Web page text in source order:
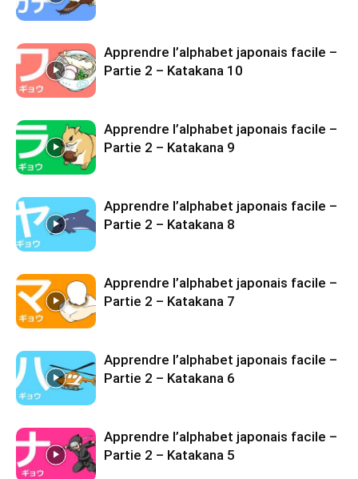
Apprendre l’alphabet japonais facile –
Partie 2 – Katakana 10
Apprendre l’alphabet japonais facile –
Partie 2 – Katakana 9
Apprendre l’alphabet japonais facile –
Partie 2 – Katakana 8
Apprendre l’alphabet japonais facile –
Partie 2 – Katakana 7
Apprendre l’alphabet japonais facile –
Partie 2 – Katakana 6
Apprendre l’alphabet japonais facile –
Partie 2 – Katakana 5